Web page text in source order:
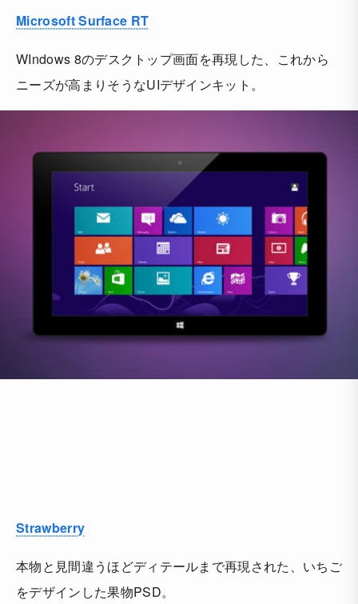
Microsoft Surface RT
WIndows 8のデスクトップ画面を再現した、これから
ニーズが高まりそうなUIデザインキット。
Strawberry
本物と見間違うほどディテールまで再現された、いちご
をデザインした果物PSD。